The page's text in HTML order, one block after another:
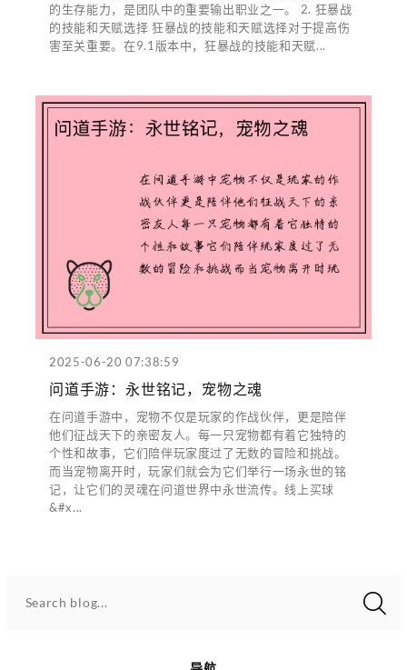
的生存能力，是团队中的重要输出职业之一。 2. 狂暴战
的技能和天赋选择 狂暴战的技能和天赋选择对于提高伤
害至关重要。在9.1版本中，狂暴战的技能和天赋...
2025-06-20 07:38:59
问道手游：永世铭记，宠物之魂
在问道手游中，宠物不仅是玩家的作战伙伴，更是陪伴
他们征战天下的亲密友人。每一只宠物都有着它独特的
个性和故事，它们陪伴玩家度过了无数的冒险和挑战。
而当宠物离开时，玩家们就会为它们举行一场永世的铭
记，让它们的灵魂在问道世界中永世流传。线上买球
&#x...
Search blog...